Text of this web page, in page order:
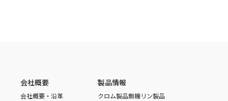
会社概要
会社概要・沿革
製品情報
クロム製品無機リン製品